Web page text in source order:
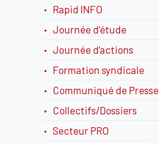
Rapid INFO
Journée d’étude
Journée d’actions
Formation syndicale
Communiqué de Presse
Collectifs/Dossiers
Secteur PRO